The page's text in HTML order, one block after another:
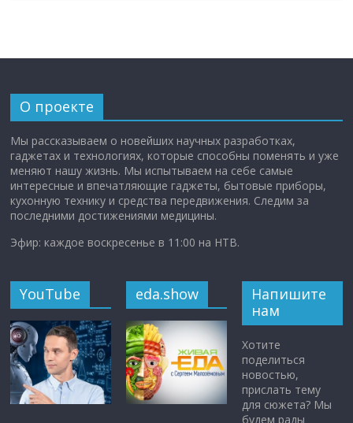
О проекте
Мы рассказываем о новейших научных разработках,
гаджетах и технологиях, которые способны поменять и уже
меняют нашу жизнь. Мы испытываем на себе самые
интересные и впечатляющие гаджеты, бытовые приборы,
кухонную технику и средства передвижения. Следим за
последними достижениями медицины.
Эфир: каждое воскресенье в 11:00 на НТВ.
YouTube eda.show
Напишите
нам
Хотите
поделиться
новостью,
прислать тему
для сюжета? Мы
будем рады